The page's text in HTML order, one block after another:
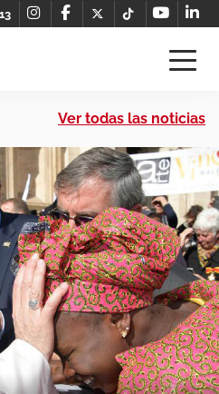
Ver todas las noticias